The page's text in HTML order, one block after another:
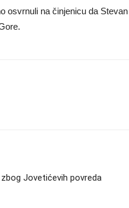
osvrnuli na činjenicu da
Jovetićevih povreda